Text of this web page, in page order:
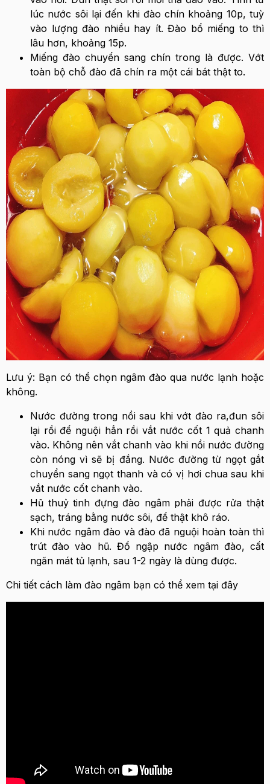
lúc nước sôi lại đến khi đào chín khoảng 10p, tuỳ
vào lượng đào nhiều hay ít. Đào bổ miếng to thì
lâu hơn, khoảng 15p.
Miếng đào chuyển sang chín trong là được. Vớt
toàn bộ chỗ đào đã chín ra một cái bát thật to.
Lưu ý: Bạn có thể chọn ngâm đào qua nước lạnh hoặc
không.
Nước đường trong nồi sau khi vớt đào ra,đun sôi
lại rồi để nguội hẳn rồi vắt nước cốt 1 quả chanh
vào. Không nên vắt chanh vào khi nồi nước đường
còn nóng vì sẽ bị đắng. Nước đường từ ngọt gắt
chuyển sang ngọt thanh và có vị hơi chua sau khi
vắt nước cốt chanh vào.
Hũ thuỷ tinh đựng đào ngâm phải được rửa thật
sạch, tráng bằng nước sôi, để thật khô ráo.
Khi nước ngâm đào và đào đã nguội hoàn toàn thì
trút đào vào hũ. Đổ ngập nước ngâm đào, cất
ngăn mát tủ lạnh, sau 1-2 ngày là dùng được.
Chi tiết cách làm đào ngâm bạn có thể xem tại đây